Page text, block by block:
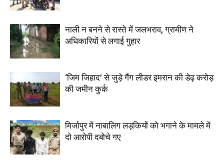
नाली न बनने से रास्ते में जलभराव, ग्रामीण ने
अधिकारियों से लगाई गुहार
‘जिम जिहाद’ से जुड़े गैंग लीडर इमरान की डेढ़ करोड़
की जमीन कुर्क
मिर्जापुर में नाबालिग लड़कियों को भगाने के मामले में
दो आरोपी दबोचे गए